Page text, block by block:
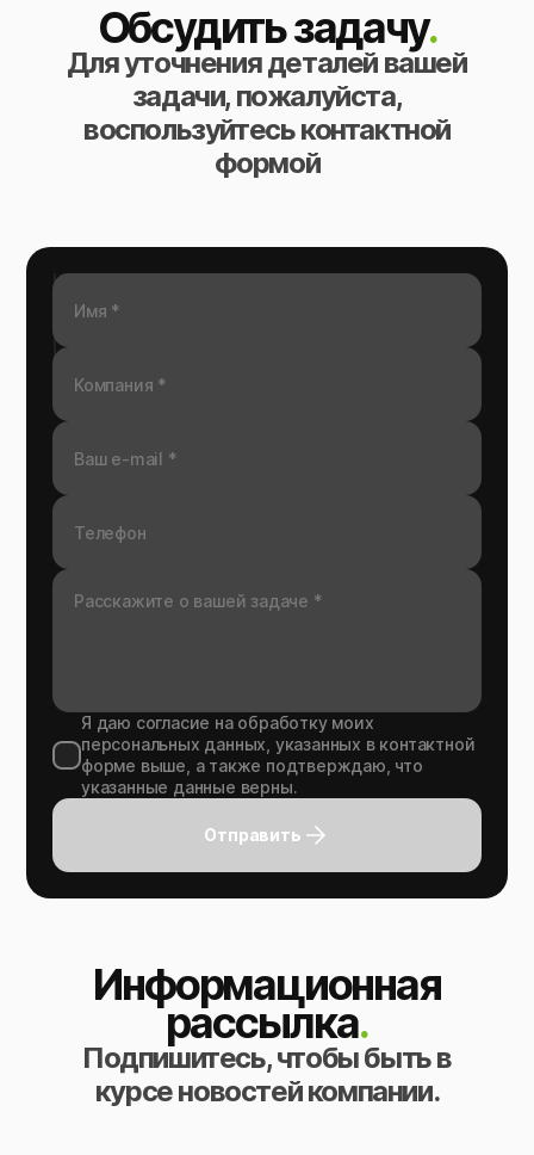
Обсудить задачу.
Для уточнения деталей вашей
задачи, пожалуйста,
воспользуйтесь контактной
формой
Я даю согласие на обработку моих
персональных данных, указанных в контактной
форме выше, а также подтверждаю, что
указанные данные верны.
Отправить
Информационная
рассылка.
Подпишитесь, чтобы быть в
курсе новостей компании.